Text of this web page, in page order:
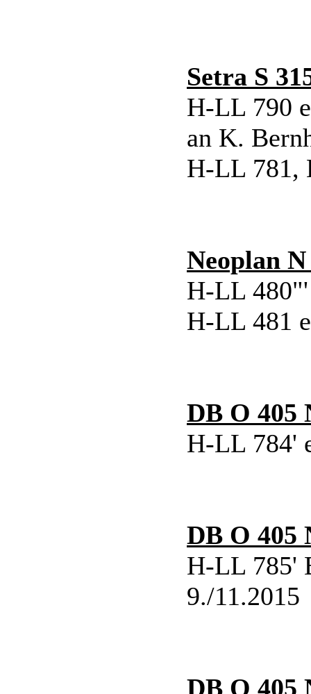
Setra S
H-LL 790
an K.
H-LL 781,
Neoplan
H-LL
H-LL 481
DB O 405
H-LL 784'
DB O 405
H-LL 785'
9./11.2015
DB O 405